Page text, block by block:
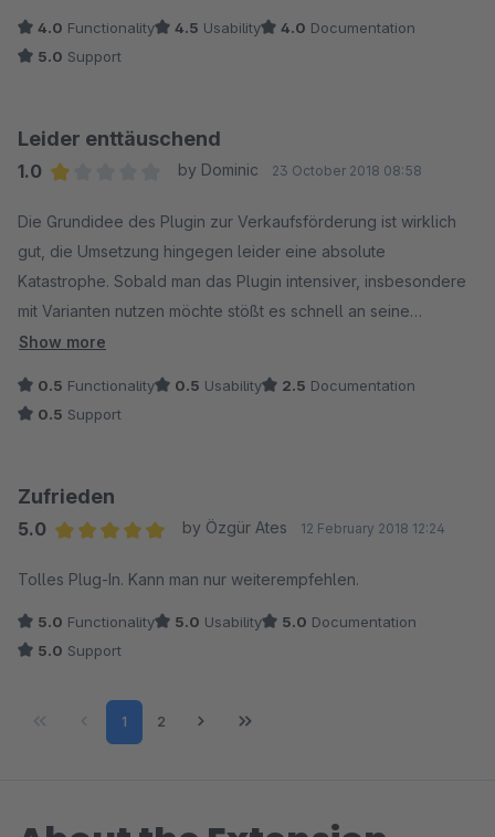
4.0 Functionality 4.5 Usability 4.0 Documentation
5.0 Support
Leider enttäuschend
1.0
by Dominic 23 October 2018 08:58
Die Grundidee des Plugin zur Verkaufsförderung ist wirklich
gut, die Umsetzung hingegen leider eine absolute
Katastrophe. Sobald man das Plugin intensiver, insbesondere
mit Varianten nutzen möchte stößt es schnell an seine
Grenzen. Bundles aus mehreren Größen können nicht
Top kommt noch die falsche Berechnung der Preise, sobald
Sehr schade, da wir es hier mit einem mächtige Tool zu tun
Show more
0.5 Functionality 0.5 Usability 2.5 Documentation
0.5 Support
Zufrieden
5.0
by Özgür Ates 12 February 2018 12:24
Tolles Plug-In. Kann man nur weiterempfehlen.
5.0 Functionality 5.0 Usability 5.0 Documentation
5.0 Support
Page
1 Page
2